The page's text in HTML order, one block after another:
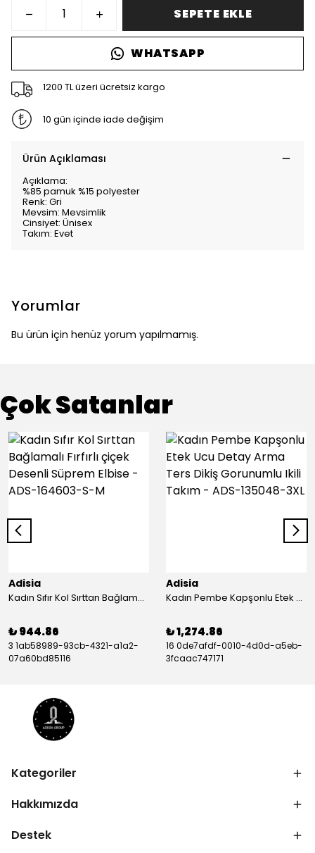
SEPETE EKLE
WHATSAPP
1200 TL üzeri ücretsiz kargo
10 gün içinde iade değişim
Ürün Açıklaması
Açıklama:
%85 pamuk %15 polyester
Renk: Gri
Mevsim: Mevsimlik
Cinsiyet: Ünisex
Takım: Evet
Yorumlar
Bu ürün için henüz yorum yapılmamış.
Çok Satanlar
Adisia
Kadın Sıfır Kol Sırttan Bağlamalı Fırfırlı çiçek Desenli Süprem Elbise - ADS-164603-S-M
₺ 944.86
3 1ab58989-93cb-4321-a1a2-
07a60bd85116
Adisia
Kadın Pembe Kapşonlu Etek Ucu Detay Arma Ters Dikiş Gorunumlu Ikili Takım - ADS-135048-3XL
₺ 1,274.86
16 0de7afdf-0010-4d0d-a5eb-
3fcaac747171
Kategoriler
Hakkımızda
Destek